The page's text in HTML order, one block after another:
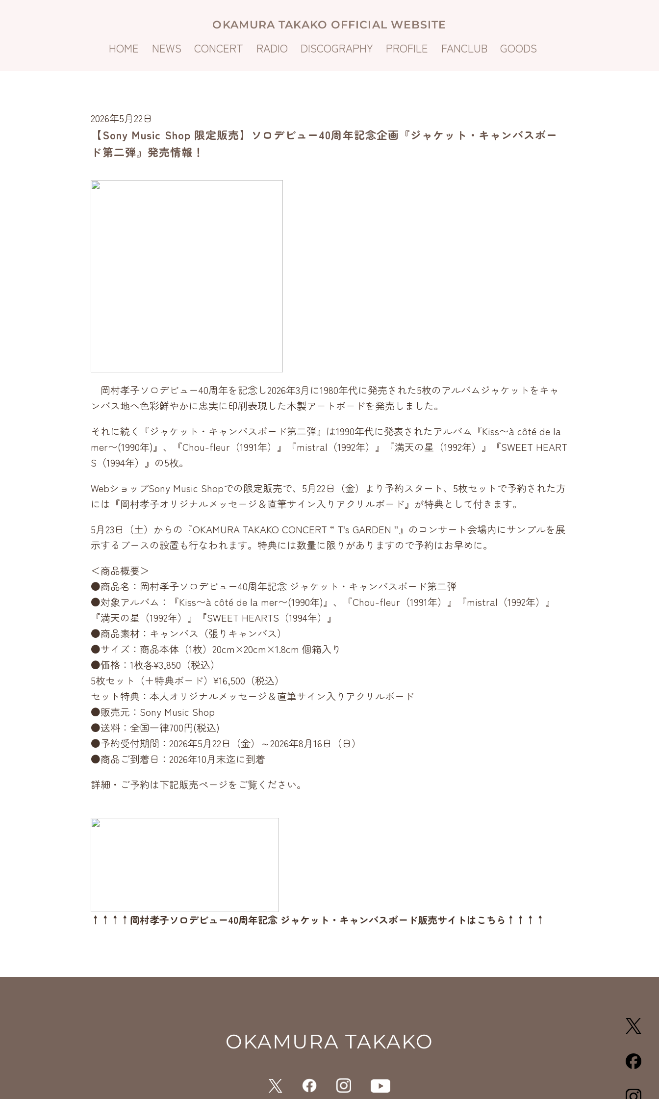
OKAMURA TAKAKO OFFICIAL WEBSITE
HOME NEWS CONCERT RADIO DISCOGRAPHY PROFILE FANCLUB GOODS
2026年5月22日
【Sony Music Shop 限定販売】ソロデビュー40周年記念企画『ジャケット・キャンバスボー
ド第二弾』発売情報！
岡村孝子ソロデビュー40周年を記念し2026年3月に1980年代に発売された5枚のアルバムジャケットをキャ
ンバス地へ色彩鮮やかに忠実に印刷表現した木製アートボードを発売しました。
それに続く『ジャケット・キャンバスボード第二弾』は1990年代に発表されたアルバム『Kiss〜à côté de la
mer〜(1990年)』、『Chou-fleur（1991年）』『mistral（1992年）』『満天の星（1992年）』『SWEET HEART
S（1994年）』の5枚。
WebショップSony Music Shopでの限定販売で、5月22日（金）より予約スタート、5枚セットで予約された方
には『岡村孝子オリジナルメッセージ＆直筆サイン入りアクリルボード』が特典として付きます。
5月23日（土）からの『OKAMURA TAKAKO CONCERT “ T’s GARDEN ”』のコンサート会場内にサンプルを展
示するブースの設置も行なわれます。特典には数量に限りがありますので予約はお早めに。
＜商品概要＞
●商品名：岡村孝子ソロデビュー40周年記念 ジャケット・キャンバスボード第二弾
●対象アルバム：『Kiss〜à côté de la mer〜(1990年)』、『Chou-fleur（1991年）』『mistral（1992年）』
『満天の星（1992年）』『SWEET HEARTS（1994年）』
●商品素材：キャンバス（張りキャンバス）
●サイズ：商品本体（1枚）20cm×20cm×1.8cm 個箱入り
●価格：1枚各¥3,850（税込）
5枚セット（＋特典ボード）¥16,500（税込）
セット特典：本人オリジナルメッセージ＆直筆サイン入りアクリルボード
●販売元：Sony Music Shop
●送料：全国一律700円(税込)
●予約受付期間：2026年5月22日（金）～2026年8月16日（日）
●商品ご到着日：2026年10月末迄に到着
詳細・ご予約は下記販売ページをご覧ください。
↑↑↑↑岡村孝子ソロデビュー40周年記念 ジャケット・キャンバスボード販売サイトはこちら↑↑↑↑
OKAMURA TAKAKO